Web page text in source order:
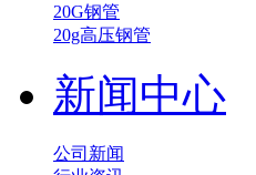
20G钢管
20g高压钢管
新闻中心
公司新闻